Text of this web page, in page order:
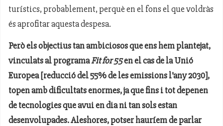
turístics, probablement, perquè en el fons el que voldràs
és aprofitar aquesta despesa.
Però els objectius tan ambiciosos que ens hem plantejat,
vinculats al programaFit for 55en el cas de la Unió
Europea [reducció del 55% de les emissions l’any 2030],
topen amb dificultats enormes, ja que fins i tot depenen
de tecnologies que avui en dia ni tan sols estan
desenvolupades. Aleshores, potser hauríem de parlar